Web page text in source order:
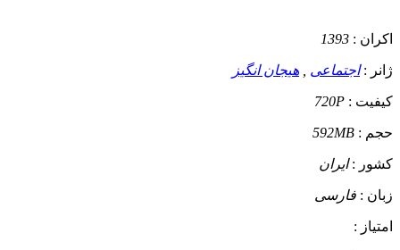
اکران : 1393
ژانر :اجتماعی هیجان انگیز
کیفیت : 720P
حجم : 592MB
کشور :ایران
زبان : فارسی
امتیاز :